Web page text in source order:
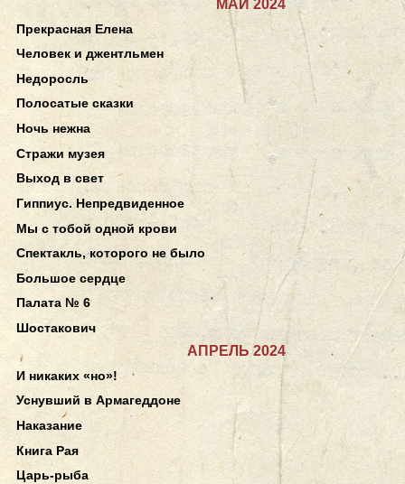
МАЙ 2024
Прекрасная Елена
Человек и джентльмен
Недоросль
Полосатые сказки
Ночь нежна
Стражи музея
Выход в свет
Гиппиус. Непредвиденное
Мы с тобой одной крови
Спектакль, которого не было
Большое сердце
Палата № 6
Шостакович
АПРЕЛЬ 2024
И никаких «но»!
Уснувший в Армагеддоне
Наказание
Книга Рая
Царь-рыба